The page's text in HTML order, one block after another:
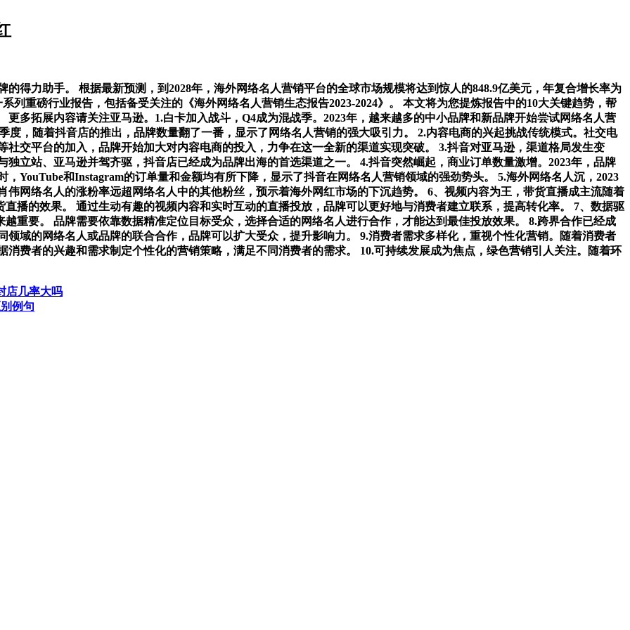
得力助手。 根据最新预测，到2028年，海外网络名人营销平台的全球市场规模将达到惊人的848.9亿美元，年复合增长率为
列重磅行业报告，包括备受关注的《海外网络名人营销生态报告2023-2024》。 本文将为您提炼报告中的10大关键趋势，帮
多拓展内容请关注亚马逊。1.白卡加入战斗，Q4成为混战季。2023年，越来越多的中小品牌和新品牌开始尝试网络名人营
度，随着抖音店的推出，品牌数量翻了一番，显示了网络名人营销的强大吸引力。 2.内容电商的兴起挑战传统模式。社交电
社交平台的加入，品牌开始加大对内容电商的投入，力争在这一全新的渠道实现突破。 3.抖音对亚马逊，渠道格局发生变
立站、亚马逊并驾齐驱，抖音店已经成为品牌出海的首选渠道之一。 4.抖音突然崛起，商业订单数量激增。2023年，品牌
YouTube和Instagram的订单量和金额均有所下降，显示了抖音在网络名人营销领域的强劲势头。 5.海外网络名人沉，2023
网络名人的涨粉率远超网络名人中的其他粉丝，预示着海外网红市场的下沉趋势。 6、视频内容为王，带货直播成主流随着
播的效果。 通过生动有趣的视频内容和实时互动的直播投放，品牌可以更好地与消费者建立联系，提高转化率。 7、数据驱
重要。 品牌需要依靠数据精准定位目标受众，选择合适的网络名人进行合作，才能达到最佳投放效果。 8.跨界合作已经成
域的网络名人或品牌的联合合作，品牌可以扩大受众，提升影响力。 9.消费者需求多样化，重视个性化营销。随着消费者
费者的兴趣和需求制定个性化的营销策略，满足不同消费者的需求。 10.可持续发展成为焦点，绿色营销引人关注。随着环
店几率大吗
例句